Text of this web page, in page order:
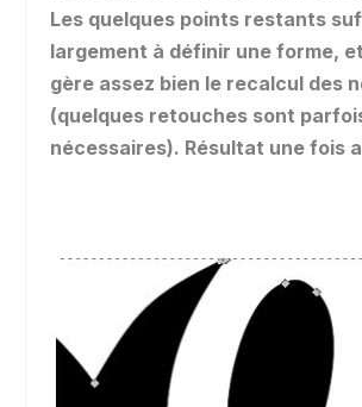
Les quelques points restants
largement à définir une forme,
gère assez bien le recalcul des
(quelques retouches sont
nécessaires). Résultat une fois